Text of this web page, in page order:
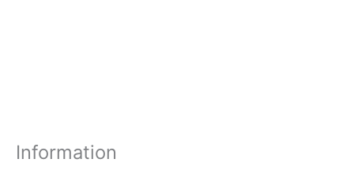
Information